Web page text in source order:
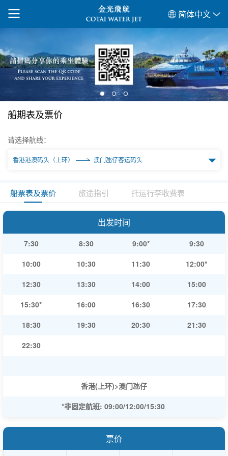
简体中文
船期表及票价
请选择航线：
香港港澳码头（上环） 澳门氹仔客运码头
船票表及票价 旅途指引 托运行李收费表
出发时间
7:30 8:30 9:00*
9:30
10:00
10:30 11:30
12:00*
12:30
13:30 14:00
15:00
15:30*
16:00 16:30
17:30
18:30
19:30 20:30
21:30
22:30
香港(上环)>澳门氹仔
*非固定航班: 09:00/12:00/15:30
票价